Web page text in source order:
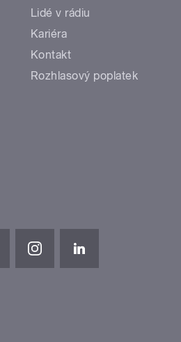
Lidé v rádiu
Kariéra
Kontakt
Rozhlasový poplatek